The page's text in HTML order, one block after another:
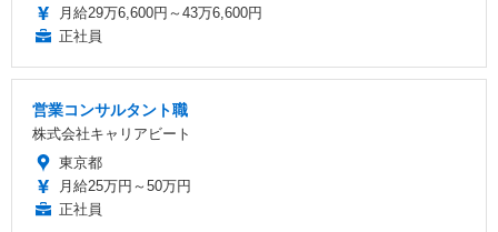
月給29万6,600円～43万6,600円
正社員
営業コンサルタント職
株式会社キャリアビート
東京都
月給25万円～50万円
正社員